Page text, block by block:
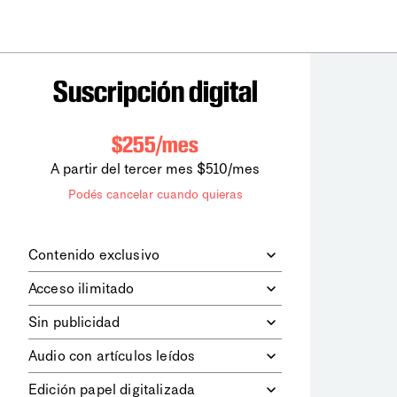
Suscripción digital
$255/mes
A partir del tercer mes $510/mes
Podés cancelar cuando quieras
Contenido exclusivo
digitales dela diaria
los contenidos de Le Monde
diplomatique.
Acceso ilimitado
contenidos.
Sin publicidad
publicitarios.
Audio con artículos leídos
Edición papel digitalizada